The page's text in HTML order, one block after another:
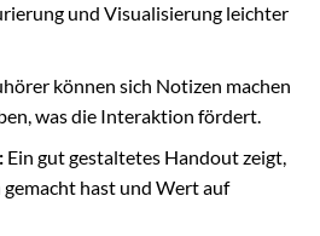
und Visualisierung leichter
können sich Notizen machen
was die Interaktion fördert.
Ein gut gestaltetes Handout zeigt,
hast und Wert auf